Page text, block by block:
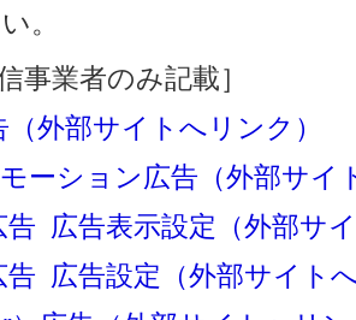
。
事業者のみ記載］
（外部サイトへリンク）
モーション広告（外部サイ
告 広告表示設定（外部サ
告 広告設定（外部サイト